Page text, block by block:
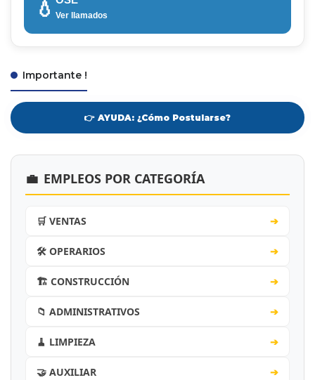
💧 Ver llamados
Importante !
👉 AYUDA: ¿Cómo Postularse?
💼 EMPLEOS POR CATEGORÍA
🛒 VENTAS ➔
🛠️ OPERARIOS ➔
🏗️ CONSTRUCCIÓN ➔
📁 ADMINISTRATIVOS ➔
🧹 LIMPIEZA ➔
🤝 AUXILIAR ➔